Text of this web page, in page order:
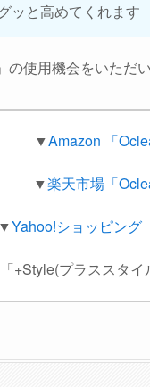
ッと高めてくれます
」の使用機会をいただ
▼Amazon 「
▼楽天市場「
▼Yahoo!ショッピング
+Style(プラススタ